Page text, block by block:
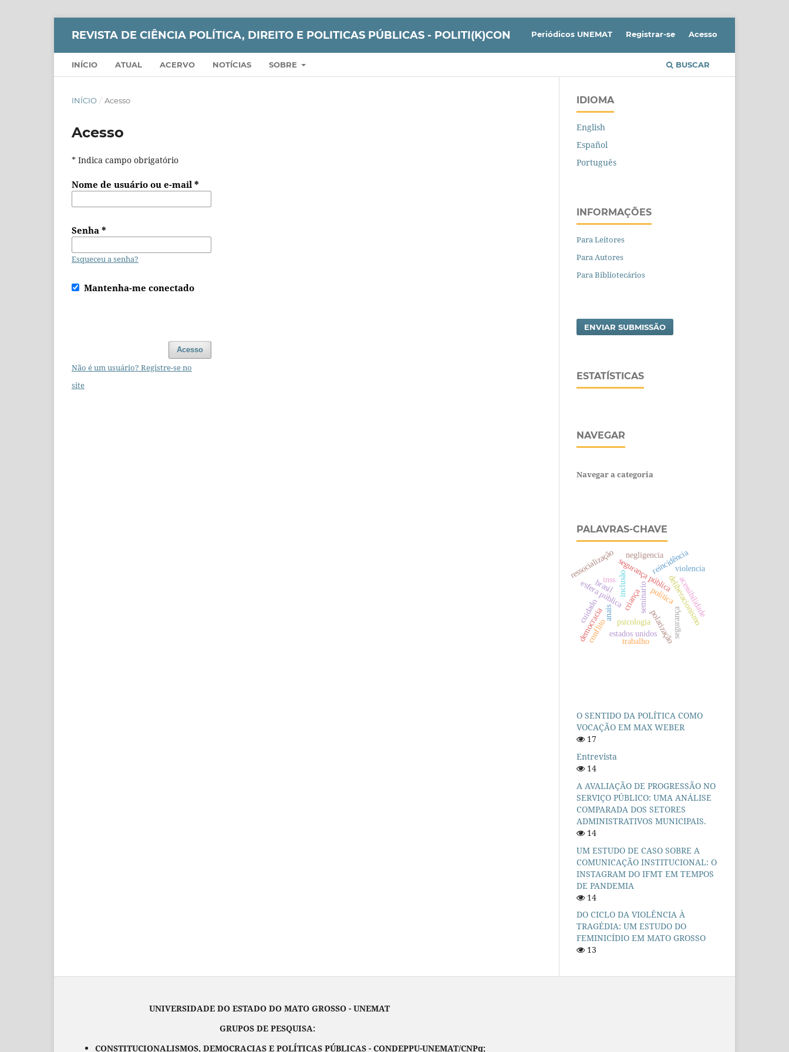
REVISTA DE CIÊNCIA POLÍTICA, DIREITO E POLITICAS PÚBLICAS - POLITI(K)CON
INÍCIO ATUAL ACERVO NOTÍCIAS SOBRE BUSCAR
Periódicos UNEMAT Registrar-se Acesso
INÍCIO / Acesso
Acesso
* Indica campo obrigatório
Nome de usuário ou e-mail*
Senha*
Esqueceu a senha?
Mantenha-me conectado
Acesso
Não é um usuário? Registre-se no
site
IDIOMA
English
Español
Português
INFORMAÇÕES
Para Leitores
Para Autores
Para Bibliotecários
ENVIAR SUBMISSÃO
ESTATÍSTICAS
NAVEGAR
Navegar a categoria
PALAVRAS-CHAVE
seminario
segurança pública
anais
esfera pública
democracia deliberacionismo
polarização
política
psicologia
brasil
estados unidos
ressocialização reincidência
conflito segurança
criança
violencia
negligencia
inss inclusão acessibilidade
trabalho
cuidado
O SENTIDO DA POLÍTICA COMO
VOCAÇÃO EM MAX WEBER
17
Entrevista
14
A AVALIAÇÃO DE PROGRESSÃO NO
SERVIÇO PÚBLICO: UMA ANÁLISE
COMPARADA DOS SETORES
ADMINISTRATIVOS MUNICIPAIS.
14
UM ESTUDO DE CASO SOBRE A
COMUNICAÇÃO INSTITUCIONAL: O
INSTAGRAM DO IFMT EM TEMPOS
DE PANDEMIA
14
DO CICLO DA VIOLÊNCIA À
TRAGÉDIA: UM ESTUDO DO
FEMINICÍDIO EM MATO GROSSO
13
UNIVERSIDADE DO ESTADO DO MATO GROSSO - UNEMAT
GRUPOS DE PESQUISA:
CONSTITUCIONALISMOS, DEMOCRACIAS E POLÍTICAS PÚBLICAS - CONDEPPU-UNEMAT/CNPq;